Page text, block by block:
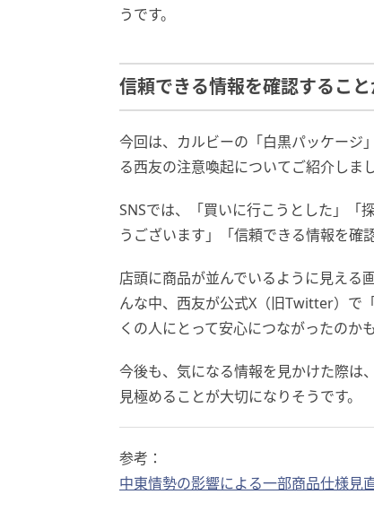
うです。
信頼できる情報を確認するこ
今回は、カルビーの「白黒パッケージ
る西友の注意喚起についてご紹介しまし
SNSでは、「買いに行こうとした」「
うございます」「信頼できる情報を確
店頭に商品が並んでいるように見える
んな中、西友が公式X（旧Twitter）で
くの人にとって安心につながったのか
今後も、気になる情報を見かけた際は
見極めることが大切になりそうです。
参考：
中東情勢の影響による一部商品仕様見